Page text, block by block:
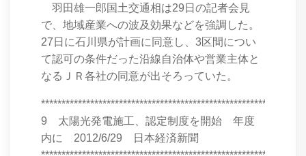
羽田雄一郎国土交通相は29日の記者会見
で、地域産業への波及効果などを強調した。
27日に石川県が計画に同意し、3区間につい
て認可の条件だった沿線自治体や営業主体と
なるＪＲ各社の同意が出そろっていた。
9 太陽光発電施工、認定制度を開始 年度
内に 2012/6/29 日本経済新聞